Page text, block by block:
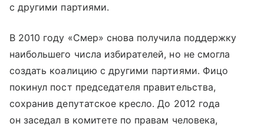
с другими партиями.
В 2010 году «Смер» снова получила поддержку
наибольшего числа избирателей, но не смогла
создать коалицию с другими партиями. Фицо
покинул пост председателя правительства,
сохранив депутатское кресло. До 2012 года
он заседал в комитете по правам человека,